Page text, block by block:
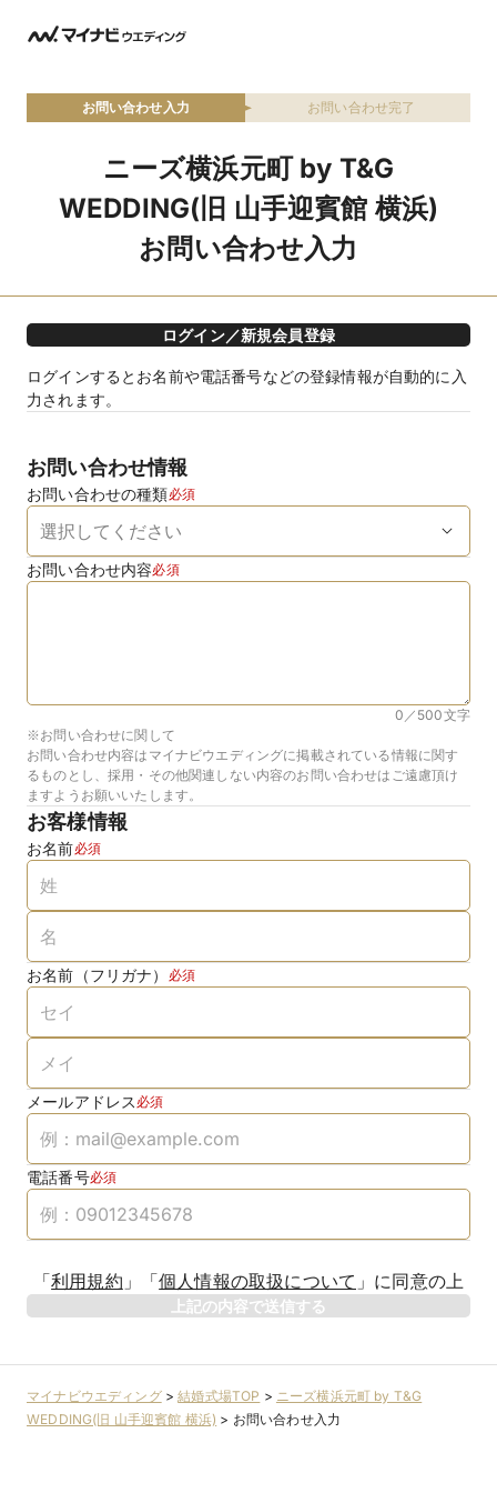
お問い合わせ入力 お問い合わせ完了
ニーズ横浜元町 by T&G
WEDDING(旧 山手迎賓館 横浜)
お問い合わせ入力
ログイン／新規会員登録
ログインするとお名前や電話番号などの登録情報が自動的に入
力されます。
お問い合わせ情報
お問い合わせの種類必須
お問い合わせ内容必須
0／500文字
※お問い合わせに関して
お問い合わせ内容はマイナビウエディングに掲載されている情報に関す
るものとし、採用・その他関連しない内容のお問い合わせはご遠慮頂け
ますようお願いいたします。
お客様情報
お名前必須
お名前（フリガナ） 必須
メールアドレス 必須
電話番号必須
「利用規約 」 「個人情報の取扱について 」 に同意の上
上記の内容で送信する
マイナビウエディング>結婚式場TOP > ニーズ横浜元町 by T&G
WEDDING(旧 山手迎賓館 横浜) > お問い合わせ入力